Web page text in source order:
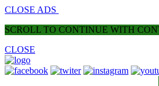
CLOSE ADS
SCROLL TO CONTINUE WITH
CLOSE